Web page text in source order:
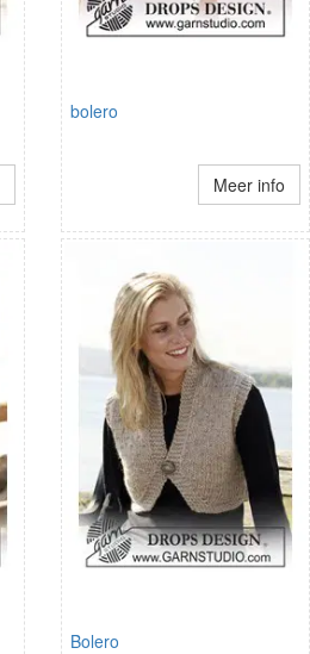
bolero
Meer info
Bolero